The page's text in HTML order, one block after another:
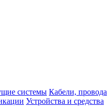
системы Кабели, провода
Устройства и средства